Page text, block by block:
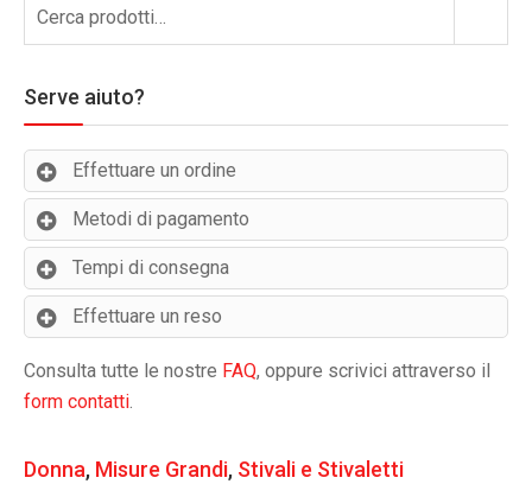
Serve aiuto?
Effettuare un ordine
Metodi di pagamento
Tempi di consegna
Effettuare un reso
Consulta tutte le nostre FAQ, oppure scrivici attraverso il
form contatti.
Donna, Misure Grandi, Stivali e Stivaletti